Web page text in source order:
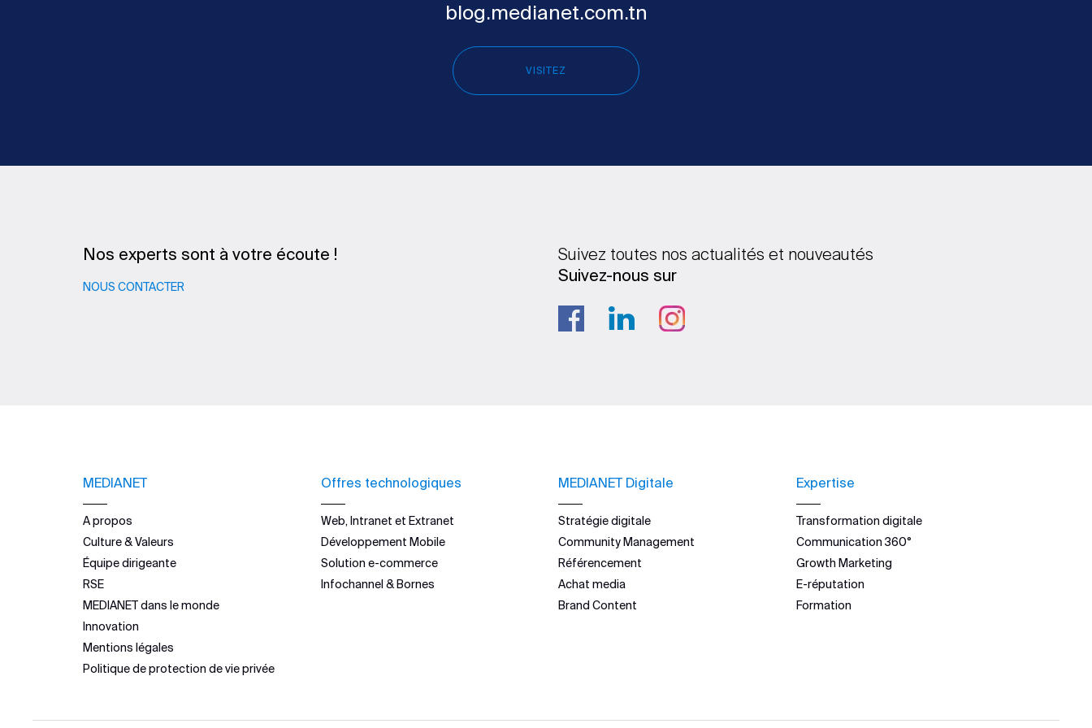
blog.medianet.com.tn
VISITEZ
Nos experts sont à votre écoute !
NOUS CONTACTER
Suivez toutes nos actualités et nouveautés
Suivez-nous sur
MEDIANET
A propos
Culture & Valeurs
Équipe dirigeante
RSE
MEDIANET dans le monde
Innovation
Mentions légales
Politique de protection de vie privée
Offres technologiques
Web, Intranet et Extranet
Développement Mobile
Solution e-commerce
Infochannel & Bornes
MEDIANET Digitale
Stratégie digitale
Community Management
Référencement
Achat media
Brand Content
Expertise
Transformation digitale
Communication 360°
Growth Marketing
E-réputation
Formation